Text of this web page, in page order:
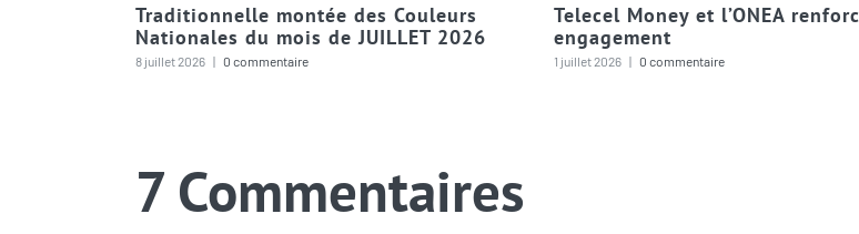
Traditionnelle montée des Couleurs
Nationales du mois de JUILLET 2026
8 juillet 2026 | 0 commentaire
Telecel Money et l’ONEA
engagement
1 juillet 2026 | 0 commentaire
7 Commentaires